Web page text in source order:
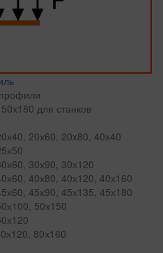
для станков
20х60, 20x80, 40х40
30х90, 30х120
40х80, 40х120, 40х160
45х90, 45х135, 45х180
50х150
80х160